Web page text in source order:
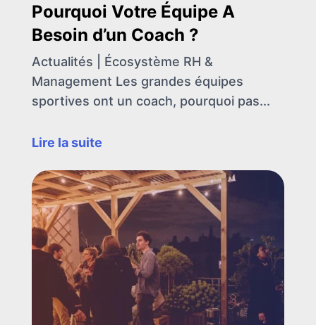
Pourquoi Votre Équipe A
Besoin d’un Coach ?
Actualités | Écosystème RH &
Management Les grandes équipes
sportives ont un coach, pourquoi pas...
Lire la suite